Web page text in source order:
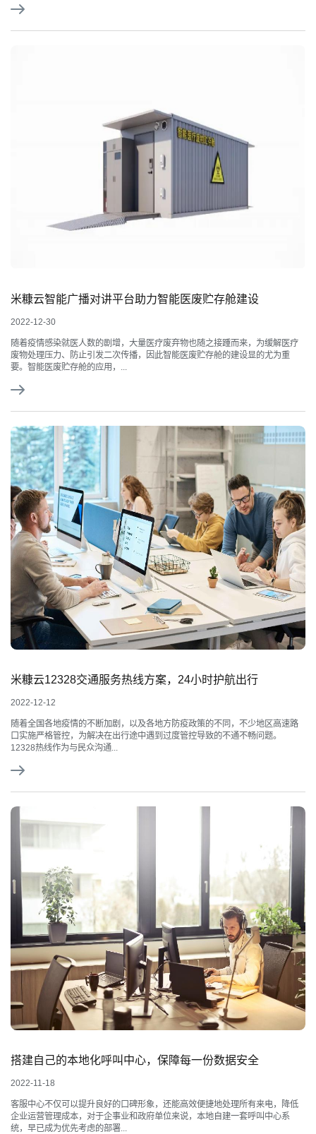
米糠云智能广播对讲平台助力智能医废贮存舱建设
2022-12-30
随着疫情感染就医人数的剧增，大量医疗废弃物也随之接踵而来，为缓解医疗
废物处理压力、防止引发二次传播，因此智能医废贮存舱的建设显的尤为重
要。智能医废贮存舱的应用，...
米糠云12328交通服务热线方案，24小时护航出行
2022-12-12
随着全国各地疫情的不断加剧，以及各地方防疫政策的不同，不少地区高速路
口实施严格管控，为解决在出行途中遇到过度管控导致的不通不畅问题。
12328热线作为与民众沟通...
搭建自己的本地化呼叫中心，保障每一份数据安全
2022-11-18
客服中心不仅可以提升良好的口碑形象，还能高效便捷地处理所有来电，降低
企业运营管理成本，对于企事业和政府单位来说，本地自建一套呼叫中心系
统，早已成为优先考虑的部署...